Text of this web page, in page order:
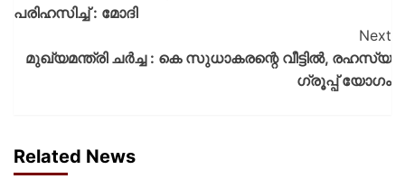
പരിഹസിച്ച് : മോദി
Next
മുഖ്യമന്ത്രി ചര്‍ച്ച : കെ സുധാകരന്റെ വീട്ടില്‍, രഹസ്യ
ഗ്രൂപ്പ് യോഗം
Related News